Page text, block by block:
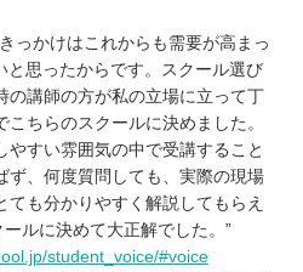
っかけはこれからも需要が高まっ
と思ったからです。スクール選び
の講師の方が私の立場に立って丁
ちらのスクールに決めました。
やすい雰囲気の中で受講すること
ず、何度質問しても、実際の現場
ても分かりやすく解説してもらえ
ルに決めて大正解でした。”
student_voice/#voice